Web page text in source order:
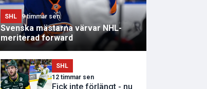
SHL 9 timmar sen
Svenska mästarna värvar NHL-
meriterad forward
SHL
12 timmar sen
Fick inte förlängt - nu